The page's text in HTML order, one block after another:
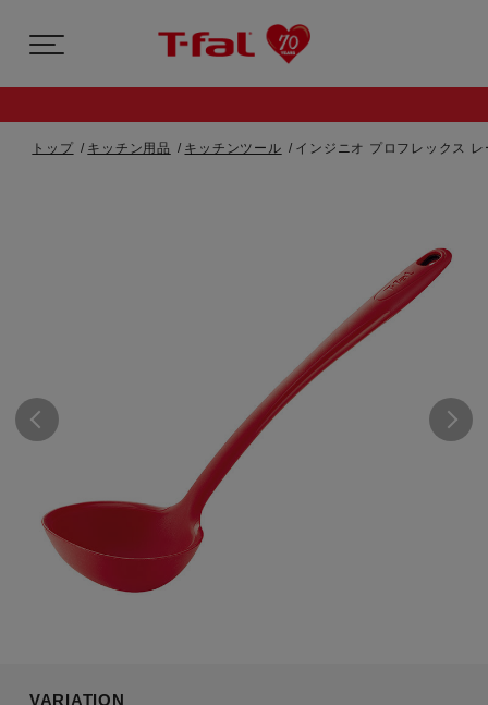
トップ キッチン用品 キッチンツール インジニオ プロフレックス レ
VARIATION